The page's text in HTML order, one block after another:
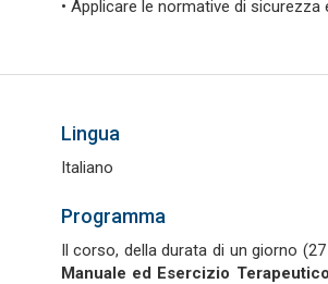
• Applicare le normative di
Lingua
Italiano
Programma
Il corso, della durata di un giorno
Manuale ed Esercizio Terapeutico